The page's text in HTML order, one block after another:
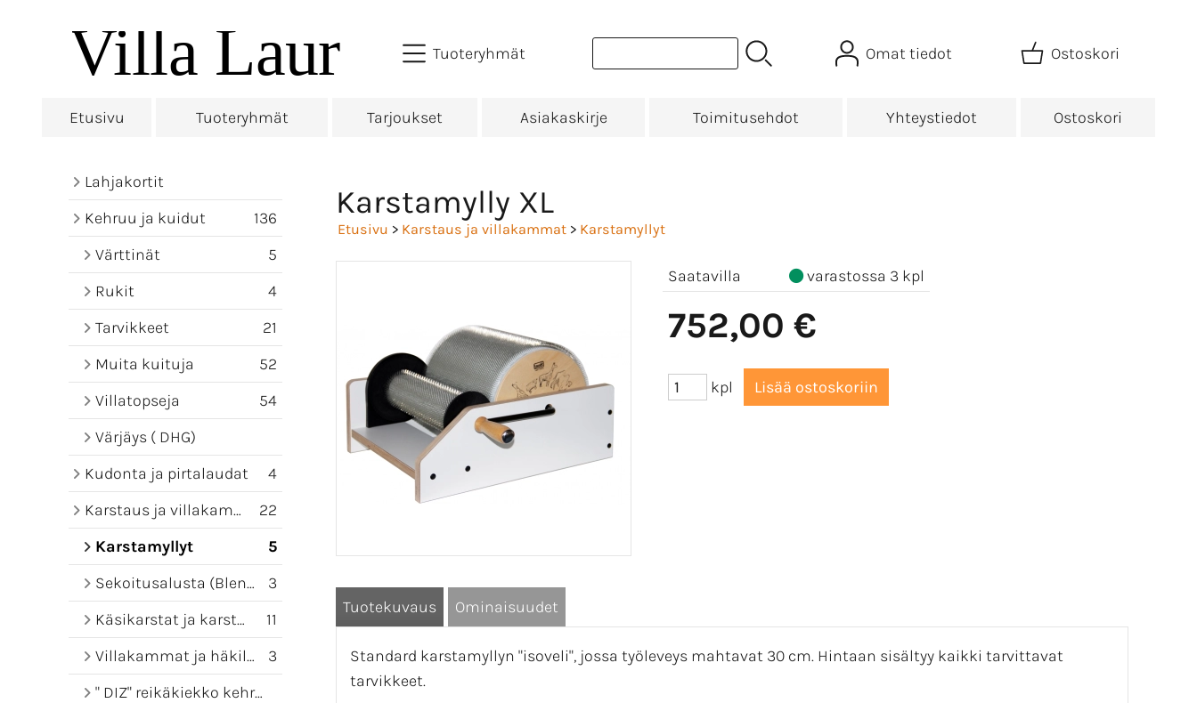
Tuoteryhmät Omat tiedot Ostoskori
Etusivu Tuoteryhmät Tarjoukset Asiakaskirje Toimitusehdot Yhteystiedot Ostoskori
Lahjakortit
Kehruu ja kuidut
136
Värttinät
5
Rukit
4
Tarvikkeet
21
Muita kuituja
52
Villatopseja
54
Värjäys ( DHG)
Kudonta ja pirtalaudat
4
Karstaus ja villakammat
22
Karstamyllyt
5
Sekoitusalusta (Blending board)
3
Käsikarstat ja karstamatot
11
Villakammat ja häkilät
3
" DIZ" reikäkiekko kehruuseen
Karstamylly XL
Etusivu > Karstaus ja villakammat > Karstamyllyt
Saatavilla varastossa 3 kpl
752,00 €
kpl
Tuotekuvaus Ominaisuudet
Standard karstamyllyn "isoveli", jossa työleveys mahtavat 30 cm. Hintaan sisältyy kaikki tarvittavat
tarvikkeet.